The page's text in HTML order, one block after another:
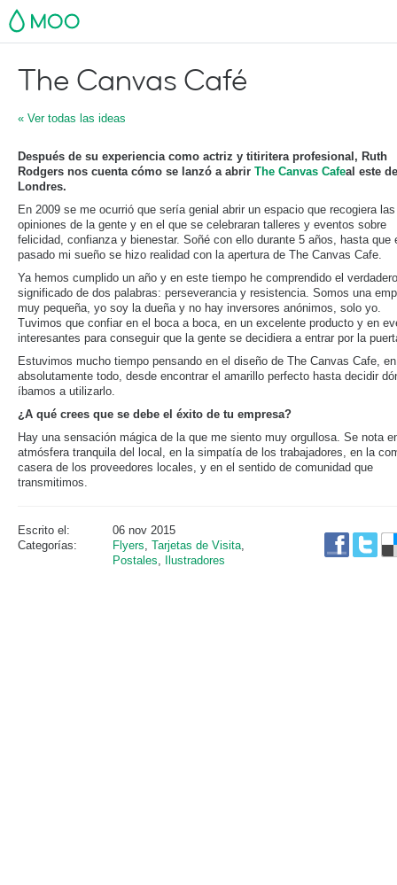
MOO
The Canvas Café
« Ver todas las ideas
Después de su experiencia como actriz y titiritera profesional, Ruth
Rodgers nos cuenta cómo se lanzó a abrir The Canvas Cafeal este de
Londres.
En 2009 se me ocurrió que sería genial abrir un espacio que recogiera las
opiniones de la gente y en el que se celebraran talleres y eventos sobre
felicidad, confianza y bienestar. Soñé con ello durante 5 años, hasta que
pasado mi sueño se hizo realidad con la apertura de The Canvas Cafe.
Ya hemos cumplido un año y en este tiempo he comprendido el verdadero
significado de dos palabras: perseverancia y resistencia. Somos una
muy pequeña, yo soy la dueña y no hay inversores anónimos, solo yo.
Tuvimos que confiar en el boca a boca, en un excelente producto y en
interesantes para conseguir que la gente se decidiera a entrar por la
Estuvimos mucho tiempo pensando en el diseño de The Canvas Cafe, en
absolutamente todo, desde encontrar el amarillo perfecto hasta decidir
íbamos a utilizarlo.
¿A qué crees que se debe el éxito de tu empresa?
Hay una sensación mágica de la que me siento muy orgullosa. Se nota
atmósfera tranquila del local, en la simpatía de los trabajadores, en la
casera de los proveedores locales, y en el sentido de comunidad que
transmitimos.
Escrito el:
06 nov 2015
Categorías:
Flyers, Tarjetas de Visita,
Postales, Ilustradores